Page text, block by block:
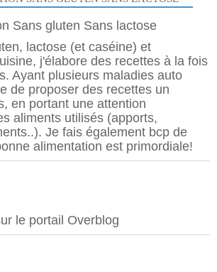
lactose (et caséine) et
j'élabore des recettes à la fois
Ayant plusieurs maladies auto
de proposer des recettes un
en portant une attention
aliments utilisés (apports,
Je fais également bcp de
alimentation est primordiale!
le portail Overblog